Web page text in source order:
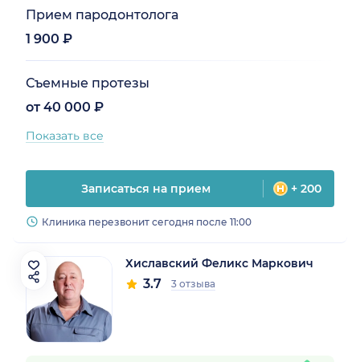
Прием пародонтолога
1 900 ₽
Съемные протезы
от 40 000 ₽
Показать все
Записаться на прием + 200
Клиника перезвонит сегодня после 11:00
Хиславский Феликс Маркович
3.7 3 отзыва